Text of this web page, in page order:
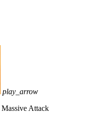
play_arrow
Massive Attack